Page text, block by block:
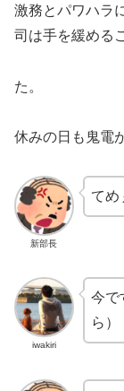
激務とパワハラ
司は手を緩める
た。
休みの日も鬼電
新部長
てめ
iwakiri
今で
ら）